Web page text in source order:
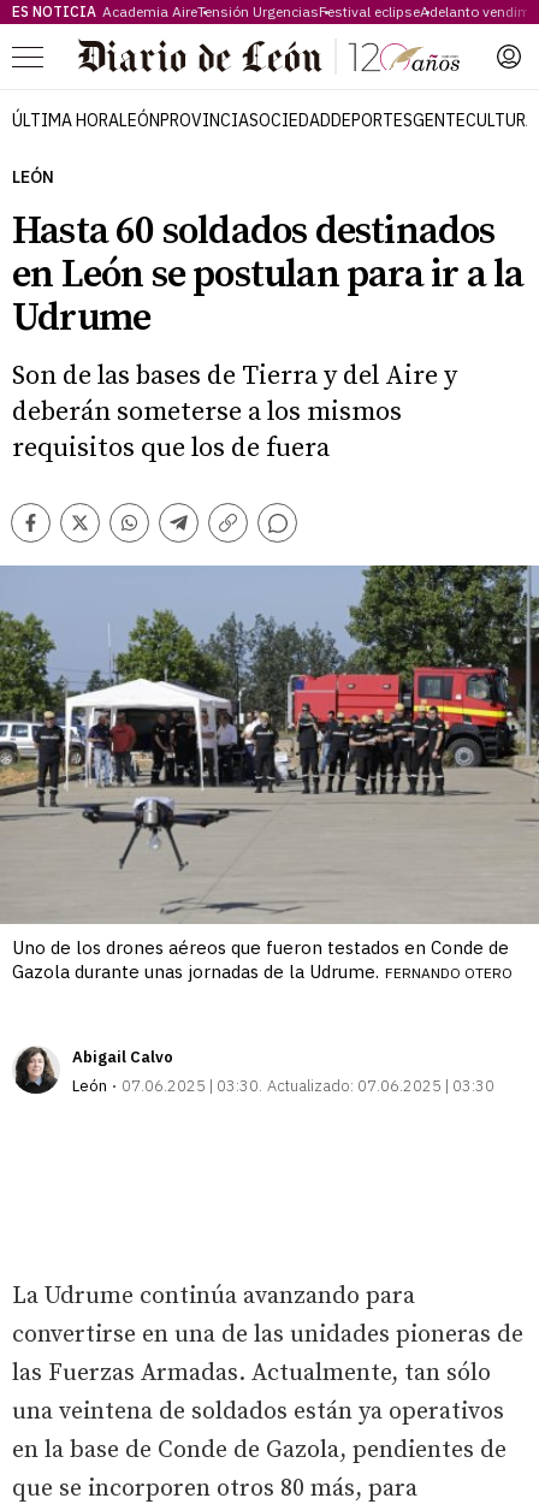
ES NOTICIA Academia AireTensión UrgenciasFestival eclipseAdelanto
Menú
ÚLTIMA HORALEÓNPROVINCIASOCIEDADDEPORTESGENTECULTURA
LEÓN
Hasta 60 soldados destinados
en León se postulan para ir a la
Udrume
Son de las bases de Tierra y del Aire y
deberán someterse a los mismos
requisitos que los de fuera
Facebook
TwitterWhatsappTelegram
Copiar
Comentarios
Uno de los drones aéreos que fueron testados en Conde de
Gazola durante unas jornadas de la Udrume. FERNANDO OTERO
Abigail Calvo
León
07.06.2025 | 03:30 Actualizado: 07.06.2025 | 03:30
La Udrume continúa avanzando para
convertirse en una de las unidades pioneras de
las Fuerzas Armadas. Actualmente, tan sólo
una veintena de soldados están ya operativos
en la base de Conde de Gazola, pendientes de
que se incorporen otros 80 más, para